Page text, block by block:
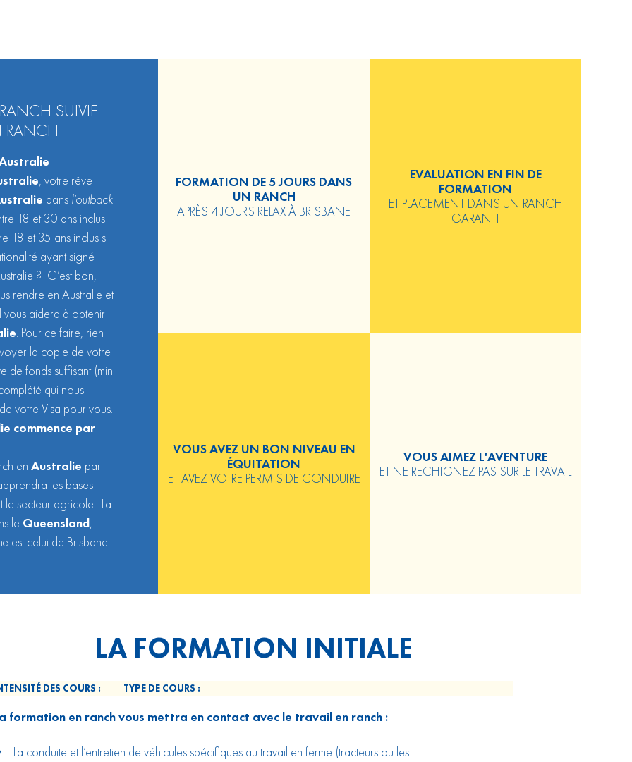
SUIVIE
RANCH
, votre rêve
dans l’outback
18 et 30 ans inclus
18 et 35 ans inclus si
ayant signé
? C’est bon,
rendre en Australie et
vous aidera à obtenir
. Pour ce faire, rien
la copie de votre
de fonds suffisant (min.
qui nous
votre Visa pour vous.
commence par
en Australie par
les bases
le secteur agricole. La
le Queensland,
est celui de Brisbane.
FORMATION DE 5 JOURS DANS
UN RANCH
APRÈS 4 JOURS RELAX À BRISBANE
EVALUATION EN FIN DE
FORMATION
ET PLACEMENT DANS UN RANCH
GARANTI
VOUS AVEZ UN BON NIVEAU EN
ÉQUITATION
ET AVEZ VOTRE PERMIS DE CONDUIRE
VOUS AIMEZ L'AVENTURE
ET NE RECHIGNEZ PAS SUR LE TRAVAIL
LA FORMATION INITIALE
DES COURS : TYPE DE COURS :
formation en ranch vous mettra en contact avec le travail en ranch :
La conduite et l’entretien de véhicules spécifiques au travail en ferme (tracteurs ou les